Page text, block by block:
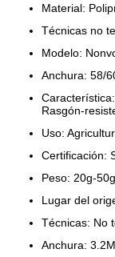
Material:
Técnicas no
Modelo:
Anchura: 58/
Rasgón-
Uso:
Certificación:
Peso: 20g-50g
Lugar del
Técnicas: No
Anchura: